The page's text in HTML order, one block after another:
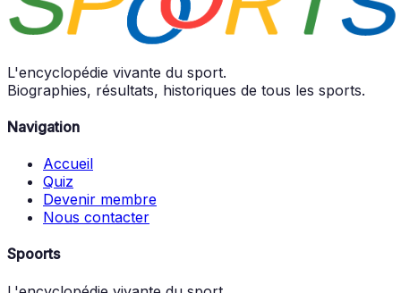
L'encyclopédie vivante du sport.
Biographies, résultats, historiques de tous les sports.
Navigation
Accueil
Quiz
Devenir membre
Nous contacter
Spoorts